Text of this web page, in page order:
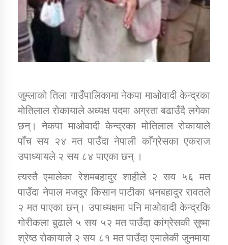
कार्यक्रम कार्यान्वयन एकाई जुम्लाको सुचना
कर्णाली प्राविधि शिक्षालय जुम्लाको सुचना
जुम्लाको तिला गाउँपालिकामा नेकपा माओवादी केन्द्रका
मोतिलाल रोकायाले अध्यक्ष पदमा अग्रता बढाउँदै लगेका
छन्। नेकपा माओवादी केन्द्रका मोतिलाल रोकायाले
पाँच सय २४ मत पाउँदा नेपाली काँग्रेसका एकराज
उपाध्यायले २ सय ८४ पाएका छन् ।
त्यस्तै एमालेका रेशमबहादुर शाहीले २ सय ५६ मत
पाउँदा नेपाल मजदुर किसान पाटीका धनबहादुर रावतले
२ मत पाएका छन्। उपाध्यक्षमा पनि माओवादी केन्द्रकि
गोरीकला बुढाले ५ सय ५२ मत पाउँदा कांग्रेसकी सुष्मा
श्रेष्ठ रोकायाले २ सय ८१ मत पाउँदा एमालेकी जुनमाया